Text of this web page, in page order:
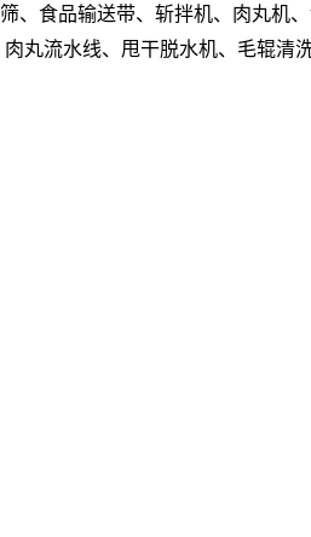
食品输送带、斩拌机、肉丸机
丸流水线、甩干脱水机、毛辊